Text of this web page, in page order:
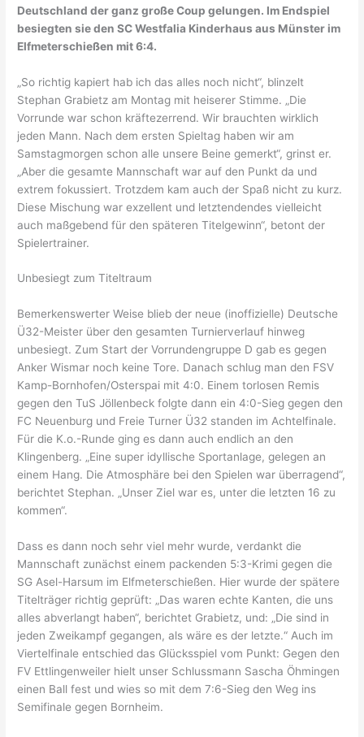
Nordic Walking
Vorstand
Verein
Trainingsplan Fussball
Halle
Deutschland der ganz große Coup gelungen. Im Endspiel
besiegten sie den SC Westfalia Kinderhaus aus Münster im
Elfmeterschießen mit 6:4.
„So richtig kapiert hab ich das alles noch nicht“, blinzelt
Stephan Grabietz am Montag mit heiserer Stimme. „Die
Vorrunde war schon kräftezerrend. Wir brauchten wirklich
jeden Mann. Nach dem ersten Spieltag haben wir am
Samstagmorgen schon alle unsere Beine gemerkt“, grinst er.
„Aber die gesamte Mannschaft war auf den Punkt da und
extrem fokussiert. Trotzdem kam auch der Spaß nicht zu kurz.
Diese Mischung war exzellent und letztendendes vielleicht
auch maßgebend für den späteren Titelgewinn“, betont der
Spielertrainer.
Unbesiegt zum Titeltraum
Bemerkenswerter Weise blieb der neue (inoffizielle) Deutsche
Ü32-Meister über den gesamten Turnierverlauf hinweg
unbesiegt. Zum Start der Vorrundengruppe D gab es gegen
Anker Wismar noch keine Tore. Danach schlug man den FSV
Kamp-Bornhofen/Osterspai mit 4:0. Einem torlosen Remis
gegen den TuS Jöllenbeck folgte dann ein 4:0-Sieg gegen den
FC Neuenburg und Freie Turner Ü32 standen im Achtelfinale.
Für die K.o.-Runde ging es dann auch endlich an den
Klingenberg. „Eine super idyllische Sportanlage, gelegen an
einem Hang. Die Atmosphäre bei den Spielen war überragend“,
berichtet Stephan. „Unser Ziel war es, unter die letzten 16 zu
kommen“.
Dass es dann noch sehr viel mehr wurde, verdankt die
Mannschaft zunächst einem packenden 5:3-Krimi gegen die
SG Asel-Harsum im Elfmeterschießen. Hier wurde der spätere
Titelträger richtig geprüft: „Das waren echte Kanten, die uns
alles abverlangt haben“, berichtet Grabietz, und: „Die sind in
jeden Zweikampf gegangen, als wäre es der letzte.“ Auch im
Viertelfinale entschied das Glücksspiel vom Punkt: Gegen den
FV Ettlingenweiler hielt unser Schlussmann Sascha Öhmingen
einen Ball fest und wies so mit dem 7:6-Sieg den Weg ins
Semifinale gegen Bornheim.